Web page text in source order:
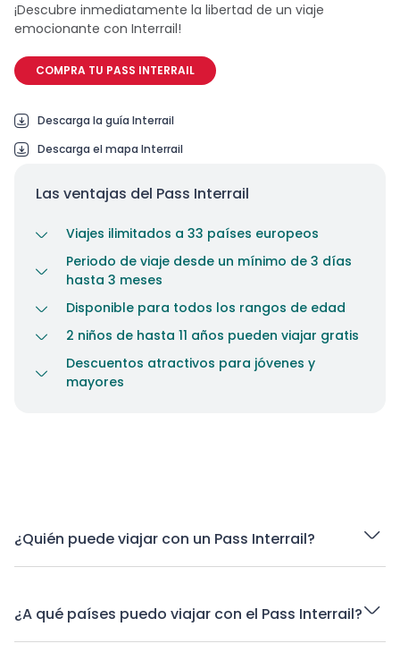
¡Descubre inmediatamente la libertad de un viaje
emocionante con Interrail!
COMPRA TU PASS INTERRAIL
Descarga la guía Interrail
Descarga el mapa Interrail
Las ventajas del Pass Interrail
Viajes ilimitados a 33 países europeos
Periodo de viaje desde un mínimo de 3 días
hasta 3 meses
Disponible para todos los rangos de edad
2 niños de hasta 11 años pueden viajar gratis
Descuentos atractivos para jóvenes y
mayores
¿Quién puede viajar con un Pass Interrail?
¿A qué países puedo viajar con el Pass Interrail?